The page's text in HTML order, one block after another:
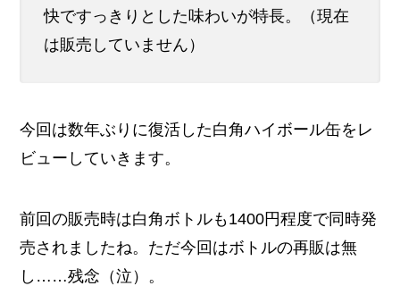
快ですっきりとした味わいが特長。（現在
は販売していません）
今回は数年ぶりに復活した白角ハイボール缶をレ
ビューしていきます。
前回の販売時は白角ボトルも1400円程度で同時発
売されましたね。ただ今回はボトルの再販は無
し……残念（泣）。